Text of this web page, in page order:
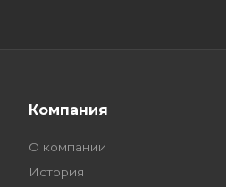
Компания
О компании
История